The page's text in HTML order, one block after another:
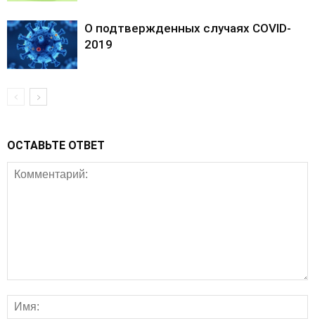
О подтвержденных случаях COVID-
2019
ОСТАВЬТЕ ОТВЕТ